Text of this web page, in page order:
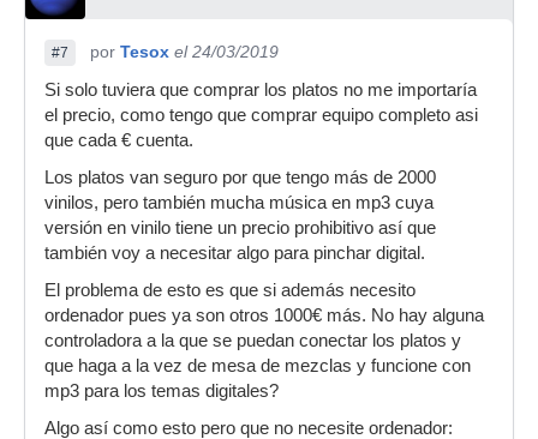
#7 por Tesox el 24/03/2019
Si solo tuviera que comprar los platos no me importaría
el precio, como tengo que comprar equipo completo asi
que cada € cuenta.
Los platos van seguro por que tengo más de 2000
vinilos, pero también mucha música en mp3 cuya
versión en vinilo tiene un precio prohibitivo así que
también voy a necesitar algo para pinchar digital.
El problema de esto es que si además necesito
ordenador pues ya son otros 1000€ más. No hay alguna
controladora a la que se puedan conectar los platos y
que haga a la vez de mesa de mezclas y funcione con
mp3 para los temas digitales?
Algo así como esto pero que no necesite ordenador: